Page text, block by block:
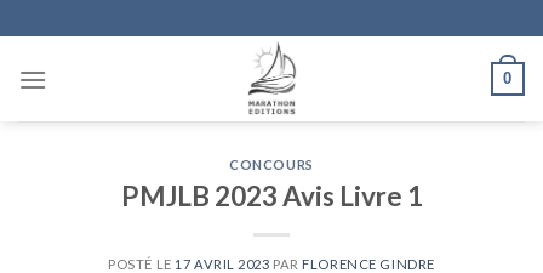
to
content
0
CONCOURS
PMJLB 2023 Avis Livre 1
POSTÉ LE 17 AVRIL 2023 PAR FLORENCE GINDRE